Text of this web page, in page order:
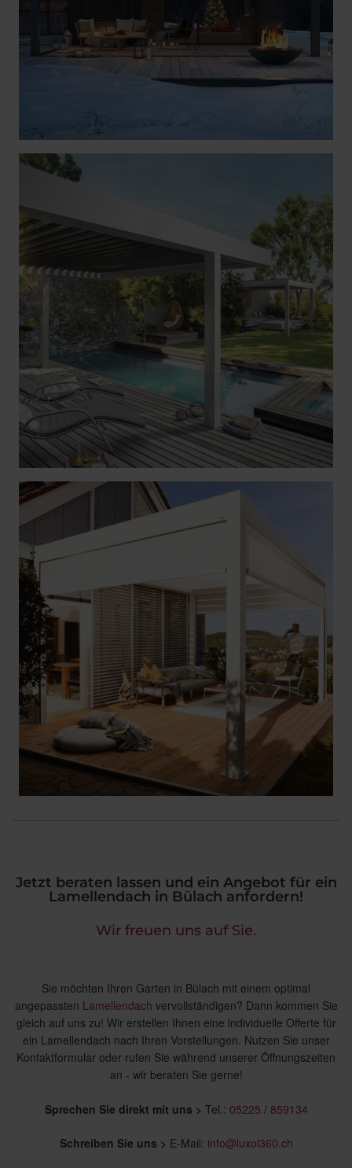
Jetzt beraten lassen und ein Angebot für ein
Lamellendach in Bülach anfordern!
Wir freuen uns auf Sie.
Sie möchten Ihren Garten in Bülach mit einem optimal
angepassten Lamellendach vervollständigen? Dann kommen Sie
gleich auf uns zu! Wir erstellen Ihnen eine individuelle Offerte für
ein Lamellendach nach Ihren Vorstellungen. Nutzen Sie unser
Kontaktformular oder rufen Sie während unserer Öffnungszeiten
an - wir beraten Sie gerne!
Sprechen Sie direkt mit uns > Tel.: 05225 / 859134
Schreiben Sie uns > E-Mail: info@luxol360.ch